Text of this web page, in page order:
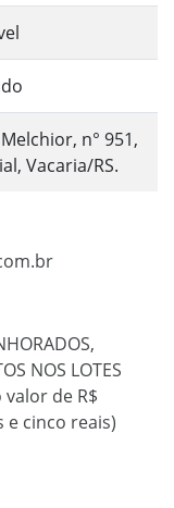
n° 951,
Vacaria/RS.
NOS LOTES
de R$
e cinco reais)